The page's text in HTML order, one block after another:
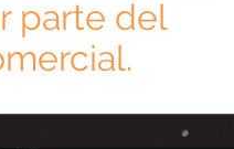
parte del